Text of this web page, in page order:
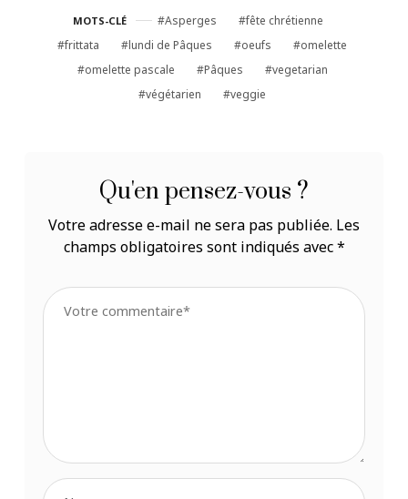
MOTS-CLÉ Asperges
fête chrétienne
frittata
lundi de Pâques oeufs
omelette
omelette pascale
Pâques
vegetarian
végétarien
veggie
Qu'en pensez-vous ?
Votre adresse e-mail ne sera pas publiée. Les
champs obligatoires sont indiqués avec*